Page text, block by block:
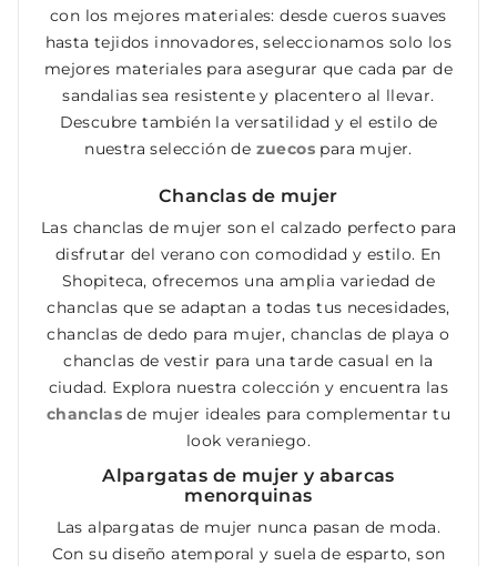
con los mejores materiales: desde cueros suaves
hasta tejidos innovadores, seleccionamos solo los
mejores materiales para asegurar que cada par de
sandalias sea resistente y placentero al llevar.
Descubre también la versatilidad y el estilo de
nuestra selección de zuecos para mujer.
Chanclas de mujer
Las chanclas de mujer son el calzado perfecto para
disfrutar del verano con comodidad y estilo. En
Shopiteca, ofrecemos una amplia variedad de
chanclas que se adaptan a todas tus necesidades,
chanclas de dedo para mujer, chanclas de playa o
chanclas de vestir para una tarde casual en la
ciudad. Explora nuestra colección y encuentra las
chanclas de mujer ideales para complementar tu
look veraniego.
Alpargatas de mujer y abarcas
menorquinas
Las alpargatas de mujer nunca pasan de moda.
Con su diseño atemporal y suela de esparto, son